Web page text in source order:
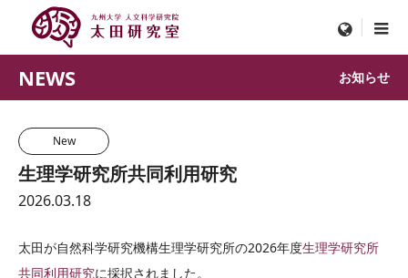
menu
NEWS お知らせ
New
生理学研究所共同利用研究
2026.03.18
太田が自然科学研究機構生理学研究所の2026年度生理学研究所
共同利用研究に採択されました。